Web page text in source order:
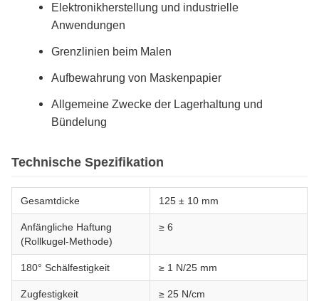
Elektronikherstellung und industrielle
Anwendungen
Grenzlinien beim Malen
Aufbewahrung von Maskenpapier
Allgemeine Zwecke der Lagerhaltung und
Bündelung
Technische Spezifikation
Gesamtdicke 125 ± 10 mm
Anfängliche Haftung
(Rollkugel-Methode)
≥ 6
180° Schälfestigkeit ≥ 1 N/25 mm
Zugfestigkeit ≥ 25 N/cm